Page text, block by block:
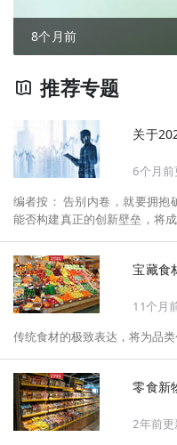
8个月前
推荐专题
关于
6个月前
编者按： 告别内卷，就要拥抱确定的历史性机遇：未来食品健康化。而
能否构建真正的创新壁垒，将成为
将以“创新产品”透视“未来机会
拆解年度标杆的增长逻辑与谋
养”“清洁标签”等热门赛道的爆
机会、企业战略布局以及渠道
宝藏食
11个月
传统食材的极致表达，将为品类
零食新
2年前更